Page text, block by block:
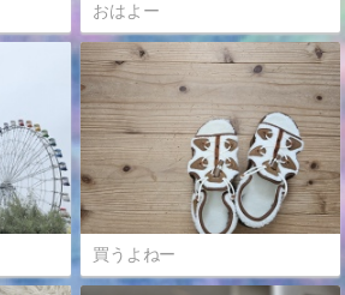
おはよー
買うよねー